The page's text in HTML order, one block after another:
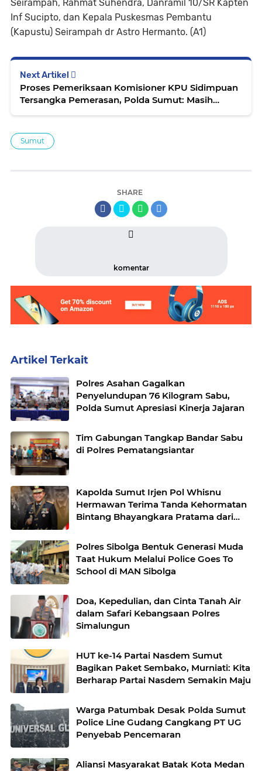
Seirampah, Rahmat Suhendra, Danramil 10/SR Kapten
Inf Sucipto, dan Kepala Puskesmas Pembantu
(Kapustu) Seirampah dr Astro Hermanto. (A1)
Next Artikel
Proses Pemeriksaan Komisioner KPU Sidimpuan
Tersangka Pemerasan, Polda Sumut: Masih
Sumut
SHARE
komentar
Artikel Terkait
Polres Asahan Gagalkan
Penyelundupan 76 Kilogram Sabu,
Polda Sumut Apresiasi Kinerja Jajaran
Tim Gabungan Tangkap Bandar Sabu
di Polres Pematangsiantar
Kapolda Sumut Irjen Pol Whisnu
Hermawan Terima Tanda Kehormatan
Bintang Bhayangkara Pratama dari
Polres Sibolga Bentuk Generasi Muda
Taat Hukum Melalui Police Goes To
School di MAN Sibolga
Doa, Kepedulian, dan Cinta Tanah Air
dalam Safari Kebangsaan Polres
Simalungun
HUT ke-14 Partai Nasdem Sumut
Bagikan Paket Sembako, Murniati: Kita
Berharap Partai Nasdem Semakin Maju
Warga Patumbak Desak Polda Sumut
Police Line Gudang Cangkang PT UG
Penyebab Pencemaran
Aliansi Masyarakat Batak Kota Medan